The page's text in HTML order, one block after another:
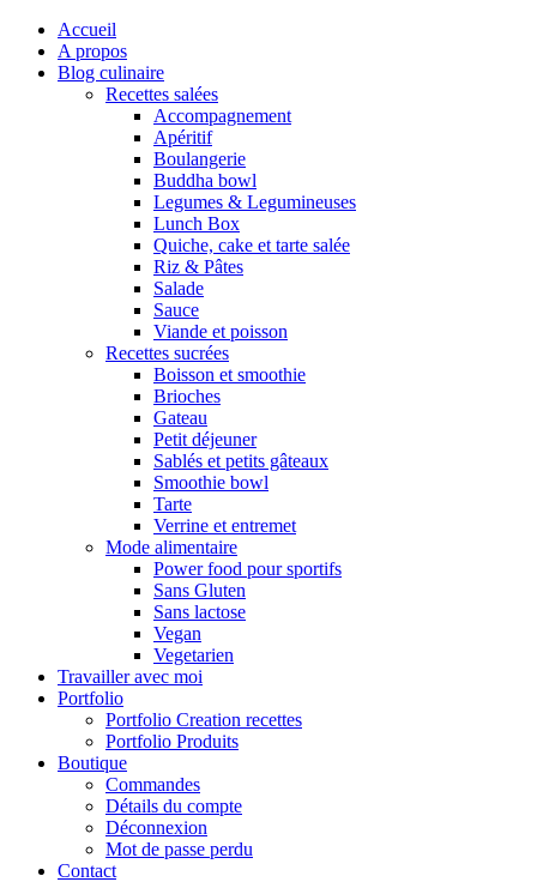
Accueil
A propos
Blog culinaire
Recettes salées
Accompagnement
Apéritif
Boulangerie
Buddha bowl
Legumes & Legumineuses
Lunch Box
Quiche, cake et tarte salée
Riz & Pâtes
Salade
Sauce
Viande et poisson
Recettes sucrées
Boisson et smoothie
Brioches
Gateau
Petit déjeuner
Sablés et petits gâteaux
Smoothie bowl
Tarte
Verrine et entremet
Mode alimentaire
Power food pour sportifs
Sans Gluten
Sans lactose
Vegan
Vegetarien
Travailler avec moi
Portfolio
Portfolio Creation recettes
Portfolio Produits
Boutique
Commandes
Détails du compte
Déconnexion
Mot de passe perdu
Contact